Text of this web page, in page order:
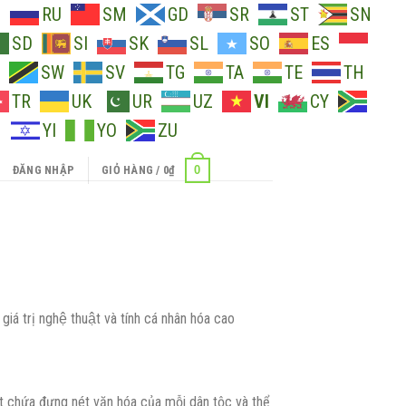
RU SM GD SR ST
SN
SD
SI SK SL SO
ES
SW
SV TG TA TE
TH
TR
UK UR UZ VI
CY
YI YO ZU
ĐĂNG NHẬP GIỎ HÀNG / 0₫ 0
trị nghệ thuật và tính cá nhân hóa cao
chứa đựng nét văn hóa của mỗi dân tộc và thể